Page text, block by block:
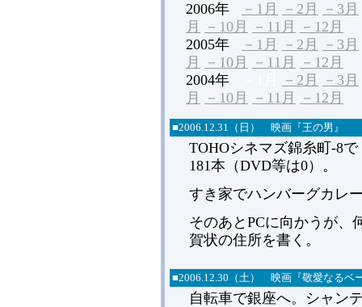
2006年
－1月 －2月
－3月
月
－10月 －11月
－12月
2005年
－1月 －2月
－3月
月
－10月 －11月
－12月
2004年
－2月
－3月
月
－10月 －11月 －12月
■2006.12.31（日） 映画『王の男』
TOHOシネマズ錦糸町-8
181本（DVD等は0）。
すき家でハンバーグカレ
そのあとPCに向かうが、
賀状の住所を書く。
■2006.12.30（土） 映画『敬愛なるベ
自転車で銀座へ。シャン